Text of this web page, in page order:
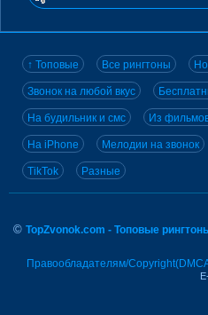
↑ Топовые Все рингтоны
Звонок на любой вкус
На будильник и смс Из
На iPhone Мелодии на звонок
TikTok Разные
© TopZvonok.com - Топовые
Правообладателям/